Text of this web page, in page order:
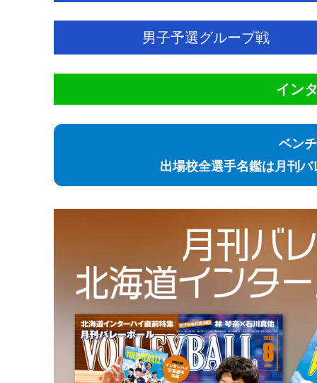
男子予選グループ戦
イン
ベン
出場校全選手名鑑は月刊